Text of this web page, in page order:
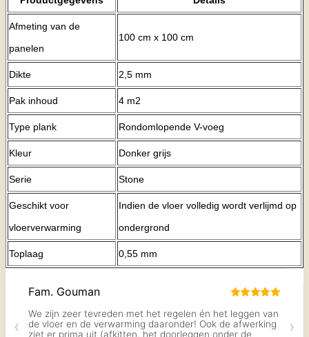
Afmeting van de
panelen
100 cm x 100 cm
Dikte 2,5 mm
Pak inhoud 4 m2
Type plank Rondomlopende V-voeg
Kleur Donker grijs
Serie Stone
Geschikt voor
vloerverwarming
Indien de vloer volledig wordt verlijmd op
ondergrond
Toplaag 0,55 mm